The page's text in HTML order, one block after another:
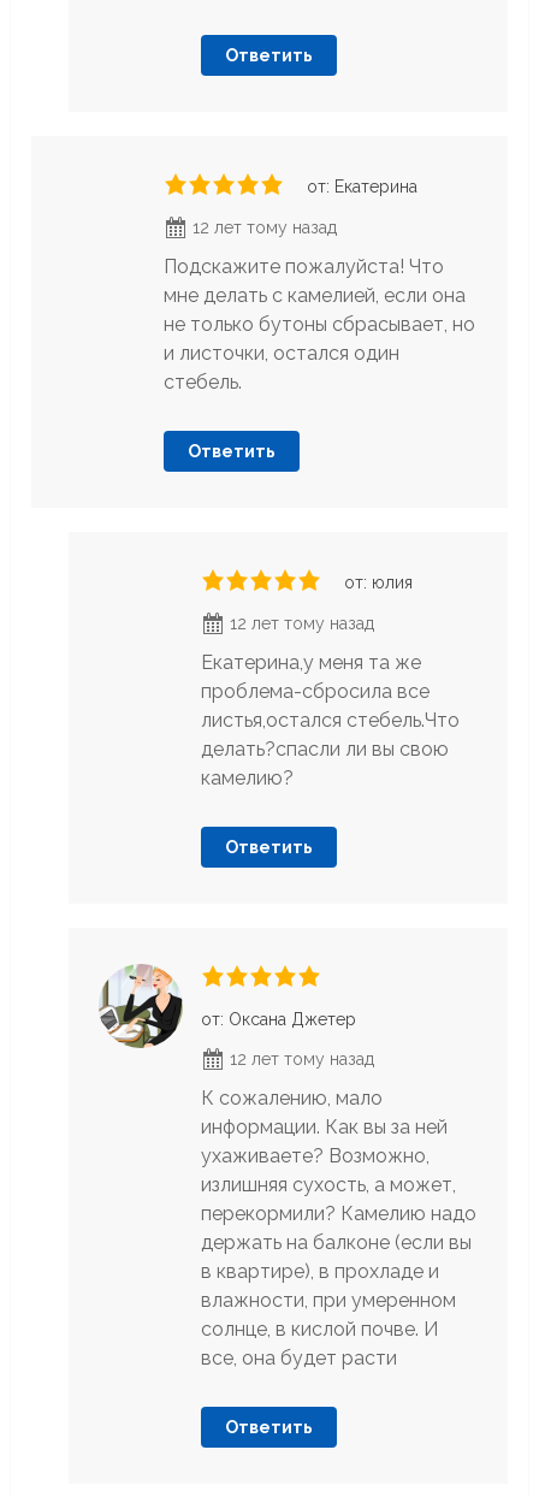
Ответить
от: Екатерина
12 лет тому назад
Подскажите пожалуйста! Что
мне делать с камелией, если она
не только бутоны сбрасывает, но
и листочки, остался один
стебель.
Ответить
от: юлия
12 лет тому назад
Екатерина,у меня та же
проблема-сбросила все
листья,остался стебель.Что
делать?спасли ли вы свою
камелию?
Ответить
от: Оксана Джетер
12 лет тому назад
К сожалению, мало
информации. Как вы за ней
ухаживаете? Возможно,
излишняя сухость, а может,
перекормили? Камелию надо
держать на балконе (если вы
в квартире), в прохладе и
влажности, при умеренном
солнце, в кислой почве. И
все, она будет расти
Ответить